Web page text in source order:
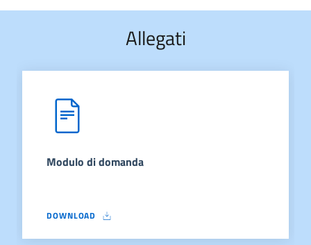
Allegati
Modulo di domanda
DOWNLOAD
MODULO DI DOMANDA